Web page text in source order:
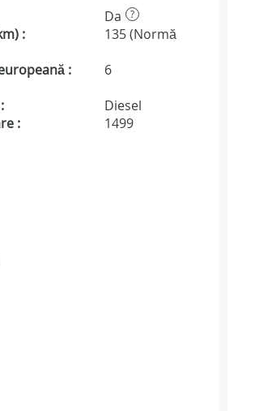
Da ?
:
135 (Normă
:
6
Diesel
:
1499